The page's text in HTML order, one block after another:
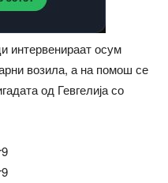
интервенираат осум
возила, а на помош се
од Гевгелија со